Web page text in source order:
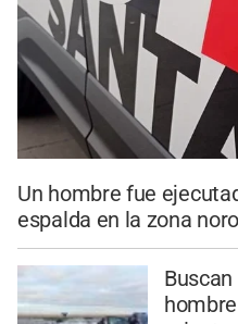
Un hombre fue
espalda en la zona